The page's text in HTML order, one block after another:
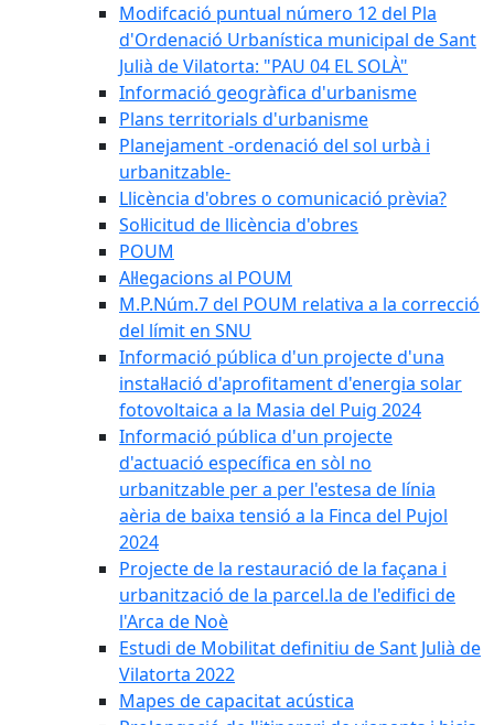
Modifcació puntual número 12 del Pla
d'Ordenació Urbanística municipal de Sant
Julià de Vilatorta: "PAU 04 EL SOLÀ"
Informació geogràfica d'urbanisme
Plans territorials d'urbanisme
Planejament -ordenació del sol urbà i
urbanitzable-
Llicència d'obres o comunicació prèvia?
Sol·licitud de llicència d'obres
POUM
Al·legacions al POUM
M.P.Núm.7 del POUM relativa a la correcció
del límit en SNU
Informació pública d'un projecte d'una
instal·lació d'aprofitament d'energia solar
fotovoltaica a la Masia del Puig 2024
Informació pública d'un projecte
d'actuació específica en sòl no
urbanitzable per a per l'estesa de línia
aèria de baixa tensió a la Finca del Pujol
2024
Projecte de la restauració de la façana i
urbanització de la parcel.la de l'edifici de
l'Arca de Noè
Estudi de Mobilitat definitiu de Sant Julià de
Vilatorta 2022
Mapes de capacitat acústica